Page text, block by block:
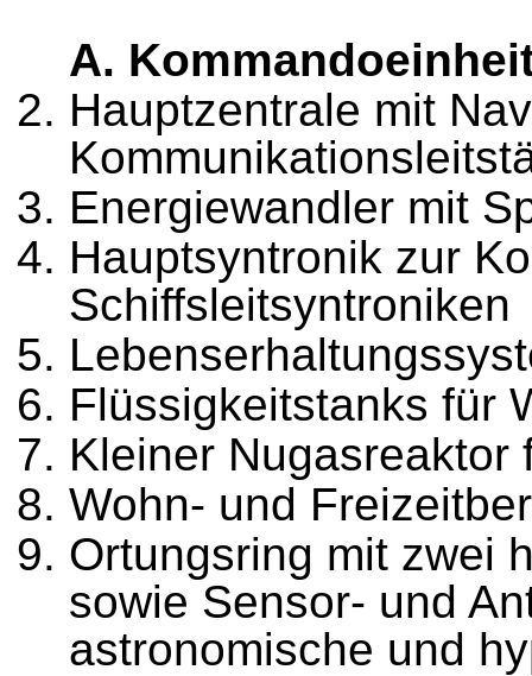
A.
Hauptzentrale mit
Energiewandler mit
Hauptsyntronik zur
Schiffsleitsyntroniken
Flüssigkeitstanks für
Kleiner Nugasreaktor
Wohn- und
Ortungsring mit zwei
sowie Sensor- und
astronomische und